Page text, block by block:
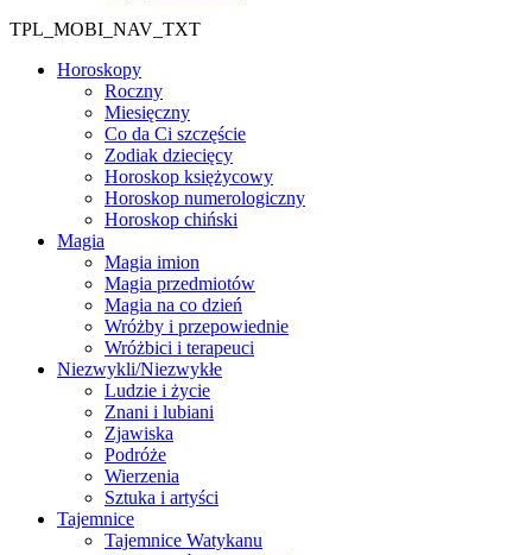
TPL_MOBI_NAV_TXT
Horoskopy
Roczny
Miesięczny
Co da Ci szczęście
Zodiak dziecięcy
Horoskop księżycowy
Horoskop numerologiczny
Horoskop chiński
Magia
Magia imion
Magia przedmiotów
Magia na co dzień
Wróżby i przepowiednie
Wróżbici i terapeuci
Niezwykli/Niezwykłe
Ludzie i życie
Znani i lubiani
Zjawiska
Podróże
Wierzenia
Sztuka i artyści
Tajemnice
Tajemnice Watykanu